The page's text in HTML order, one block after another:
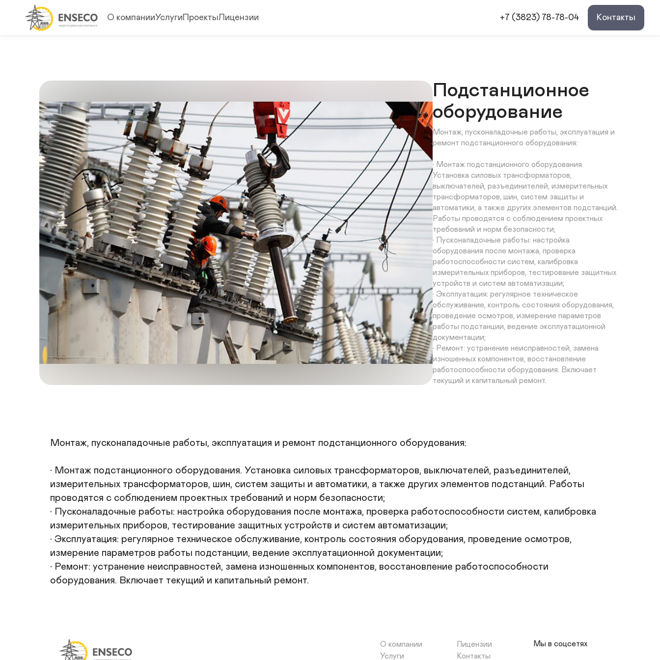
О компанииУслугиПроектыЛицензии +7 (3823) 78-78-04 Контакты
Подстанционное
оборудование
Монтаж, пусконаладочные работы, эксплуатация и
ремонт подстанционного оборудования:
• Монтаж подстанционного оборудования.
Установка силовых трансформаторов,
выключателей, разъединителей, измерительных
трансформаторов, шин, систем защиты и
автоматики, а также других элементов подстанций.
Работы проводятся с соблюдением проектных
требований и норм безопасности;
• Пусконаладочные работы: настройка
оборудования после монтажа, проверка
работоспособности систем, калибровка
измерительных приборов, тестирование защитных
устройств и систем автоматизации;
• Эксплуатация: регулярное техническое
обслуживание, контроль состояния оборудования,
проведение осмотров, измерение параметров
работы подстанции, ведение эксплуатационной
документации;
• Ремонт: устранение неисправностей, замена
изношенных компонентов, восстановление
работоспособности оборудования. Включает
текущий и капитальный ремонт.
Монтаж, пусконаладочные работы, эксплуатация и ремонт подстанционного оборудования:
• Монтаж подстанционного оборудования. Установка силовых трансформаторов, выключателей, разъединителей,
измерительных трансформаторов, шин, систем защиты и автоматики, а также других элементов подстанций. Работы
проводятся с соблюдением проектных требований и норм безопасности;
• Пусконаладочные работы: настройка оборудования после монтажа, проверка работоспособности систем, калибровка
измерительных приборов, тестирование защитных устройств и систем автоматизации;
• Эксплуатация: регулярное техническое обслуживание, контроль состояния оборудования, проведение осмотров,
измерение параметров работы подстанции, ведение эксплуатационной документации;
• Ремонт: устранение неисправностей, замена изношенных компонентов, восстановление работоспособности
оборудования. Включает текущий и капитальный ремонт.
О компании
Услуги
Лицензии
Контакты
Мы в соцсетях